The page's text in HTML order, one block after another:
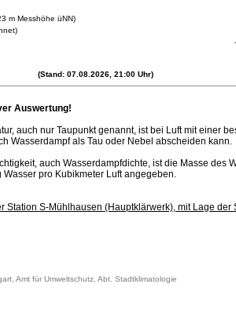
m Messhöhe üNN)
(Stand: 07.08.2026, 21:00 Uhr)
Auswertung!
auch nur Taupunkt genannt, ist bei Luft mit einer
Wasserdampf als Tau oder Nebel abscheiden kann.
auch Wasserdampfdichte, ist die Masse des
pro Kubikmeter Luft angegeben.
Station S-Mühlhausen (Hauptklärwerk), mit Lage
Amt für Umweltschutz, Abt. Stadtklimatologie